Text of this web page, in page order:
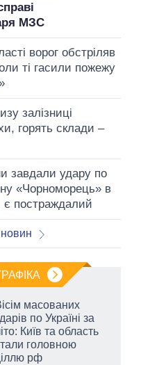
МЗС
ворог обстріляв
ті гасили пожежу
залізниці
горять склади –
завдали удару по
«Чорноморець» в
є постраждалий
масованих
по Україні за
Київ та область
головною
рф